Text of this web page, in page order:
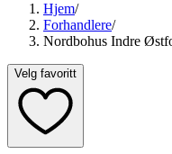
Hjem/
Forhandlere/
Nordbohus Indre
Velg favoritt